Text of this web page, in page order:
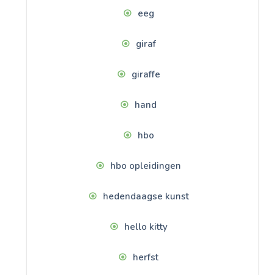
eeg
giraf
giraffe
hand
hbo
hbo opleidingen
hedendaagse kunst
hello kitty
herfst